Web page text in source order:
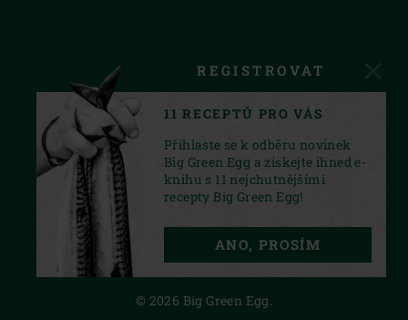
YOUTUBE
PRIVACY STATEMENT
© 2026 Big Green Egg.
REGISTROVAT
11 RECEPTŮ PRO VÁS
Přihlaste se k odběru novinek
Big Green Egg a získejte ihned e-
knihu s 11 nejchutnějšími
recepty Big Green Egg!
ANO, PROSÍM